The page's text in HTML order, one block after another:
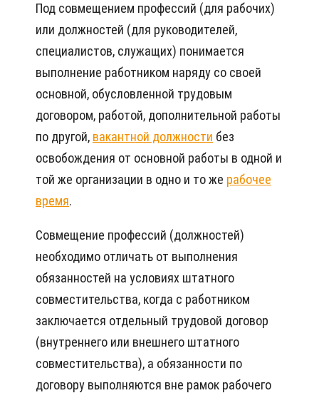
Под совмещением профессий (для рабочих)
или должностей (для руководителей,
специалистов, служащих) понимается
выполнение работником наряду со своей
основной, обусловленной трудовым
договором, работой, дополнительной работы
по другой, вакантной должности без
освобождения от основной работы в одной и
той же организации в одно и то же рабочее
время.
Совмещение профессий (должностей)
необходимо отличать от выполнения
обязанностей на условиях штатного
совместительства, когда с работником
заключается отдельный трудовой договор
(внутреннего или внешнего штатного
совместительства), а обязанности по
договору выполняются вне рамок рабочего